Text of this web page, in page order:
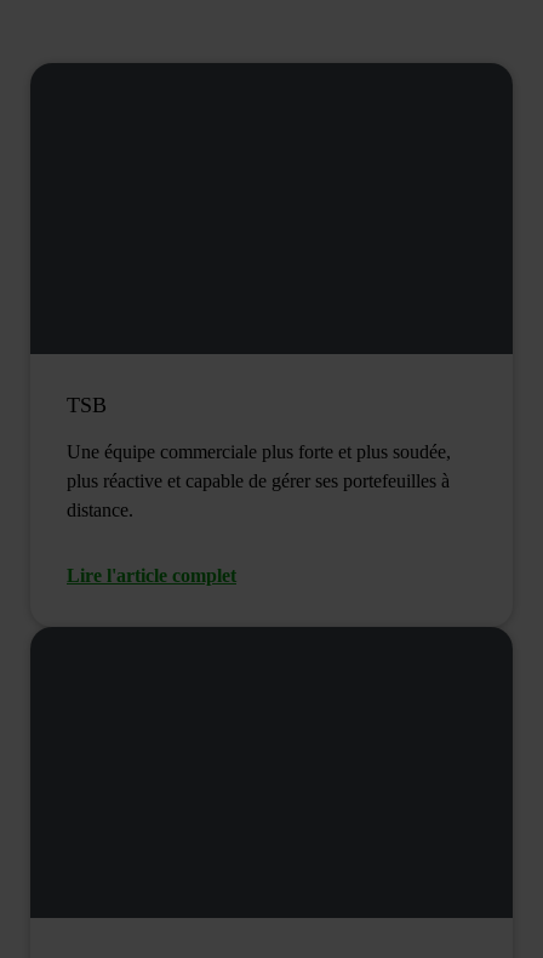
TSB
Une équipe commerciale plus forte et plus soudée,
plus réactive et capable de gérer ses portefeuilles à
distance.
Lire l'article complet